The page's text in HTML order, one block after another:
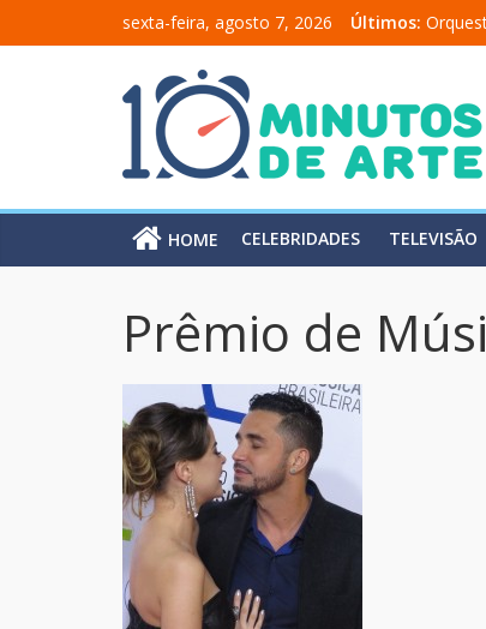
sexta-feira, agosto 7, 2026 Últimos:
Mônica
HOME CELEBRIDADES TELEVISÃO
Prêmio de